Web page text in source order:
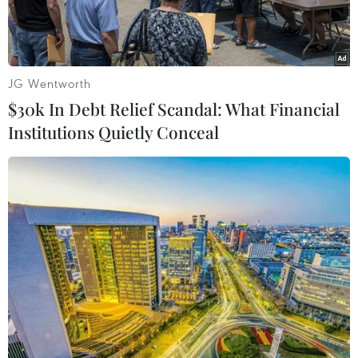
đồng loạt tăng điểm trong phiên giao dịch chiều
11/6.
Giao dịch viên tại sàn chứng khoán New York, Mỹ. (Ảnh:
THX/TTXVN)
Thị trường chứng khoán Mỹ đồng loạt tăng
JG Wentworth
$30k In Debt Relief Scandal: What Financial
Institutions Quietly Conceal